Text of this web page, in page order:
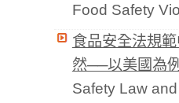
Food Safety
食品安全法規
然──以美國為
Safety Law